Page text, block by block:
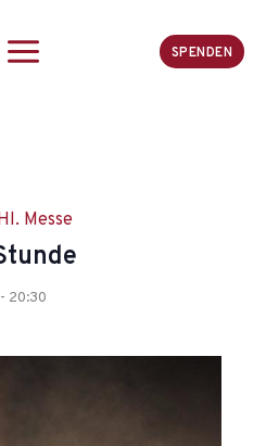
SPENDEN
Messe
- 20:30